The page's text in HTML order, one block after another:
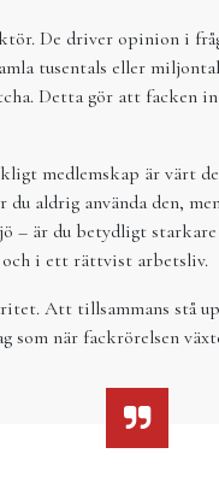
De driver opinion i
tusentals eller
Detta gör att facken
medlemskap är värt
aldrig använda den,
– är du betydligt
och i ett rättvist arbetsliv.
Att tillsammans stå
när fackrörelsen